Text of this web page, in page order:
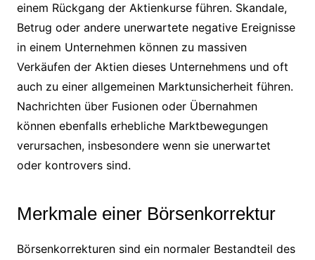
einem Rückgang der Aktienkurse führen. Skandale,
Betrug oder andere unerwartete negative Ereignisse
in einem Unternehmen können zu massiven
Verkäufen der Aktien dieses Unternehmens und oft
auch zu einer allgemeinen Marktunsicherheit führen.
Nachrichten über Fusionen oder Übernahmen
können ebenfalls erhebliche Marktbewegungen
verursachen, insbesondere wenn sie unerwartet
oder kontrovers sind.
Merkmale einer Börsenkorrektur
Börsenkorrekturen sind ein normaler Bestandteil des